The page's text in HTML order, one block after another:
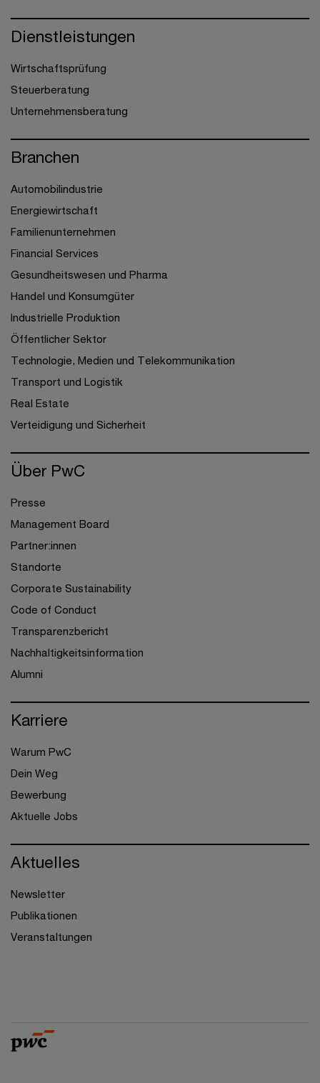
Dienstleistungen
Wirtschaftsprüfung
Steuerberatung
Unternehmensberatung
Branchen
Automobilindustrie
Energiewirtschaft
Familienunternehmen
Financial Services
Gesundheitswesen und Pharma
Handel und Konsumgüter
Industrielle Produktion
Öffentlicher Sektor
Technologie, Medien und Telekommunikation
Transport und Logistik
Real Estate
Verteidigung und Sicherheit
Über PwC
Presse
Management Board
Partner:innen
Standorte
Corporate Sustainability
Code of Conduct
Transparenzbericht
Nachhaltigkeitsinformation
Alumni
Karriere
Warum PwC
Dein Weg
Bewerbung
Aktuelle Jobs
Aktuelles
Newsletter
Publikationen
Veranstaltungen